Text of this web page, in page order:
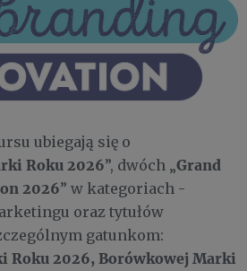
ubiegają się o
Roku 2026”, dwóch „Grand
2026” w kategoriach -
oraz tytułów
gatunkom:
Roku 2026, Borówkowej Marki